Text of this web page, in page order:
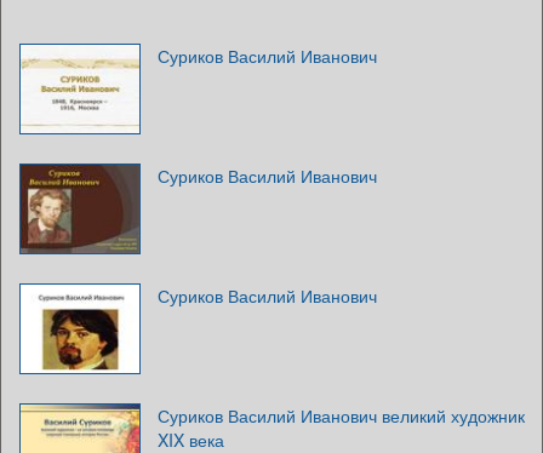
Суриков Василий Иванович
Суриков Василий Иванович
Суриков Василий Иванович
Суриков Василий Иванович великий художник
XIX века